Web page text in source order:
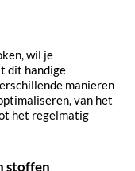
wil je
dit handige
manieren
van het
het regelmatig
stoffen